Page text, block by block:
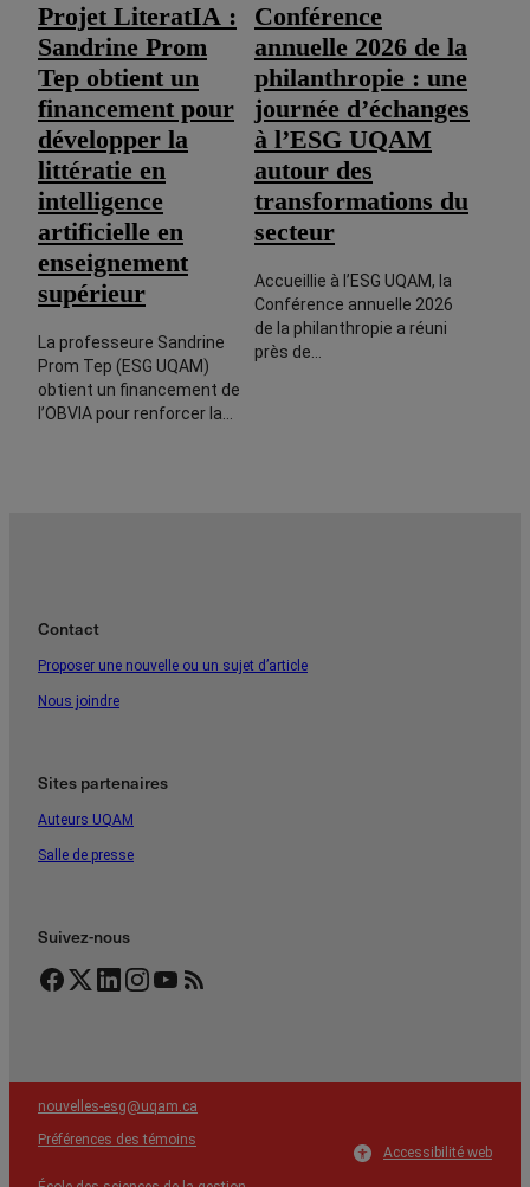
Projet LiteratIA :
Sandrine Prom
Tep obtient un
financement pour
développer la
littératie en
intelligence
artificielle en
enseignement
supérieur
La professeure Sandrine
Prom Tep (ESG UQAM)
obtient un financement de
l’OBVIA pour renforcer la…
Conférence
annuelle 2026 de la
philanthropie : une
journée d’échanges
à l’ESG UQAM
autour des
transformations du
secteur
Accueillie à l’ESG UQAM, la
Conférence annuelle 2026
de la philanthropie a réuni
près de…
Contact
Proposer une nouvelle ou un sujet d’article
Nous joindre
Sites partenaires
Auteurs UQAM
Salle de presse
Suivez-nous
Facebook Twitter LinkedIn Instagram YouTube Flux RSS
nouvelles-esg@uqam.ca
Préférences des témoins
Accessibilité web